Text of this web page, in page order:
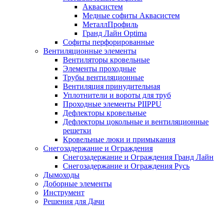
Аквасистем
Медные софиты Аквасистем
МеталлПрофиль
Гранд Лайн Optima
Софиты перфорированные
Вентиляционные элементы
Вентиляторы кровельные
Элементы проходные
Трубы вентиляционные
Вентиляция принудительная
Уплотнители и вороты для труб
Проходные элементы PIIPPU
Дефлекторы кровельные
Дефлекторы цокольные и вентиляционные
решетки
Кровельные люки и примыкания
Снегозадержание и Ограждения
Снегозадержание и Ограждения Гранд Лайн
Снегозадержание и Ограждения Русь
Дымоходы
Доборные элементы
Инструмент
Решения для Дачи